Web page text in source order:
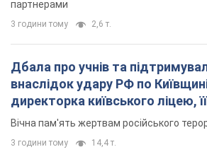
партнерами
3 години тому 2,6 т.
Дбала про учнів та
внаслідок удару РФ по
директорка київського ліцею,
Вічна пам'ять жертвам російського
3 години тому 14,4 т.